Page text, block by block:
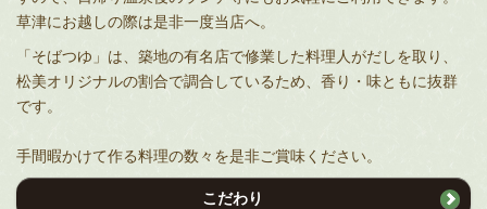
草津にお越しの際は是非一度当店へ。
「そばつゆ」は、築地の有名店で修業した料理人がだしを取り、
松美オリジナルの割合で調合しているため、香り・味ともに抜群
です。
手間暇かけて作る料理の数々を是非ご賞味ください。
こだわり